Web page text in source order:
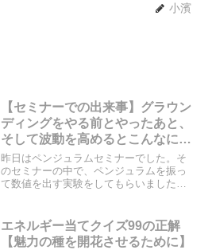
小濱
【セミナーでの出来事】グラウン
ディングをやる前とやったあと、
そして波動を高めるとこんなに違
う
昨日はペンジュラムセミナーでした。そ
のセミナーの中で、ペンジュラムを振っ
て数値を出す実験をしてもらいました。
けた後。数値はどう変化して行ったので
しょうか？すごく面白いエ...
エネルギー当てクイズ99の正解
【魅力の種を開花させるために】